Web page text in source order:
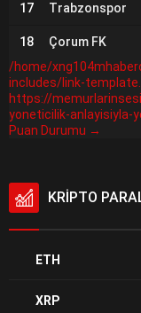
17 Trabzonspor
18 Çorum FK
/home/
includes/link-
https://
yoneticilik-anlayisiyla-
Puan Durumu →
KRİPTO
ETH
XRP